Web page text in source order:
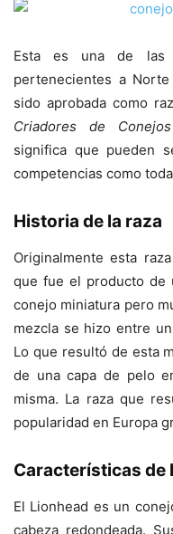
Esta es una de las
pertenecientes a
sido aprobada como
Criadores de
significa que pueden
competencias como
Historia de la raza
Originalmente esta
que fue el producto de
conejo miniatura pero
mezcla se hizo entre un
Lo que resultó de esta
de una capa de pelo
misma. La raza que
popularidad en Europa
Características de
El Lionhead es un
cabeza redondeada.